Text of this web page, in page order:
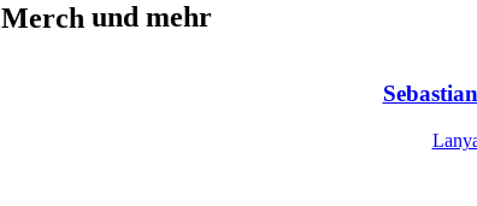
Merchund mehr